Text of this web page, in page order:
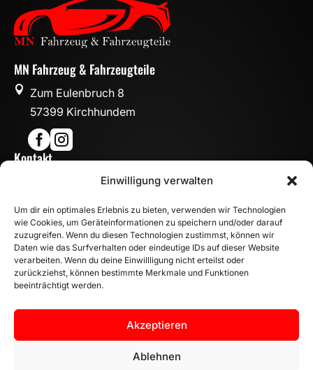
Einwilligung verwalten
Um dir ein optimales Erlebnis zu bieten, verwenden wir Technologien
wie Cookies, um Geräteinformationen zu speichern und/oder darauf
zuzugreifen. Wenn du diesen Technologien zustimmst, können wir
Daten wie das Surfverhalten oder eindeutige IDs auf dieser Website
verarbeiten. Wenn du deine Einwillligung nicht erteilst oder
zurückziehst, können bestimmte Merkmale und Funktionen
beeinträchtigt werden.
Akzeptieren
Ablehnen
MN Fahrzeug & Fahrzeugteile

Zum Eulenbruch 8
57399 Kirchhundem

Kontakt
info@mn-fahrzeugteile.de
 WhatsApp
Öffnungszeiten
 Mo - Fr: 8:00 – 17:00 Uhr
Sa: 10:00 – 14:00 Uhr
INFORMATION
Zahlungsarten
Versandinformationen
Widerrufsbelehrung